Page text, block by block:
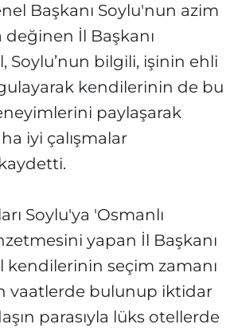
Başkanı Soylu'nun azim
değinen İl Başkanı
Soylu’nun bilgili, işinin ehli
kendilerinin de bu
paylaşarak
iyi çalışmalar
Soylu'ya 'Osmanlı
yapan İl Başkanı
kendilerinin seçim zamanı
vaatlerde bulunup iktidar
parasıyla lüks otellerde